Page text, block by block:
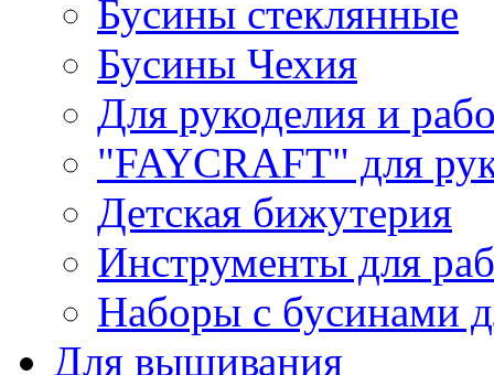
Бусины стеклянные
Бусины Чехия
Для рукоделия и
"FAYCRAFT" для
Детская бижутерия
Инструменты для
Наборы с бусинами
Для вышивания